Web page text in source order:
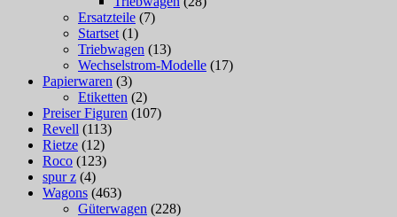
Ersatzteile (7)
Startset (1)
Triebwagen (13)
Wechselstrom-Modelle (17)
Papierwaren (3)
Etiketten (2)
Preiser Figuren (107)
Revell (113)
Rietze (12)
Roco (123)
spur z (4)
Wagons (463)
Güterwagen (228)